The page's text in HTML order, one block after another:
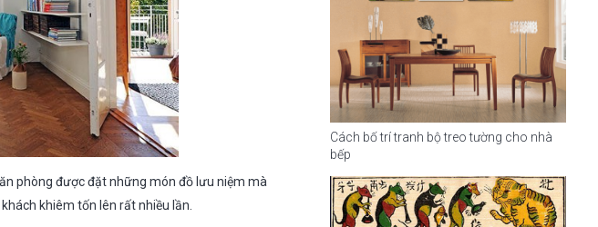
phòng được đặt những món đồ lưu niệm mà
khiêm tốn lên rất nhiều lần.
Cách bố trí tranh bộ treo tường cho nhà
bếp